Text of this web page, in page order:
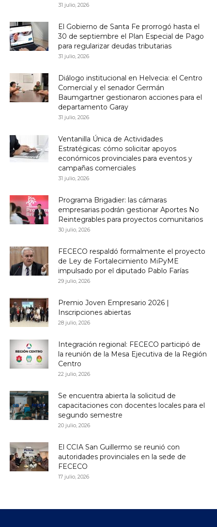
31 julio, 2026
El Gobierno de Santa Fe prorrogó hasta el
30 de septiembre el Plan Especial de Pago
para regularizar deudas tributarias
31 julio, 2026
Diálogo institucional en Helvecia: el Centro
Comercial y el senador Germán
Baumgartner gestionaron acciones para el
departamento Garay
31 julio, 2026
Ventanilla Única de Actividades
Estratégicas: cómo solicitar apoyos
económicos provinciales para eventos y
campañas comerciales
31 julio, 2026
Programa Brigadier: las cámaras
empresarias podrán gestionar Aportes No
Reintegrables para proyectos comunitarios
30 julio, 2026
FECECO respaldó formalmente el proyecto
de Ley de Fortalecimiento MiPyME
impulsado por el diputado Pablo Farías
29 julio, 2026
Premio Joven Empresario 2026 |
Inscripciones abiertas
28 julio, 2026
Integración regional: FECECO participó de
la reunión de la Mesa Ejecutiva de la Región
Centro
22 julio, 2026
Se encuentra abierta la solicitud de
capacitaciones con docentes locales para el
segundo semestre
20 julio, 2026
El CCIA San Guillermo se reunió con
autoridades provinciales en la sede de
FECECO
17 julio, 2026